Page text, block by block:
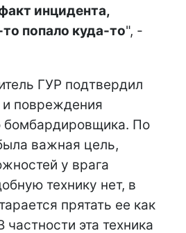
инцидента,
попало куда-то", -
ГУР подтвердил
повреждения
бомбардировщика. По
важная цель,
у врага
технику нет, в
прятать ее как
эта техника